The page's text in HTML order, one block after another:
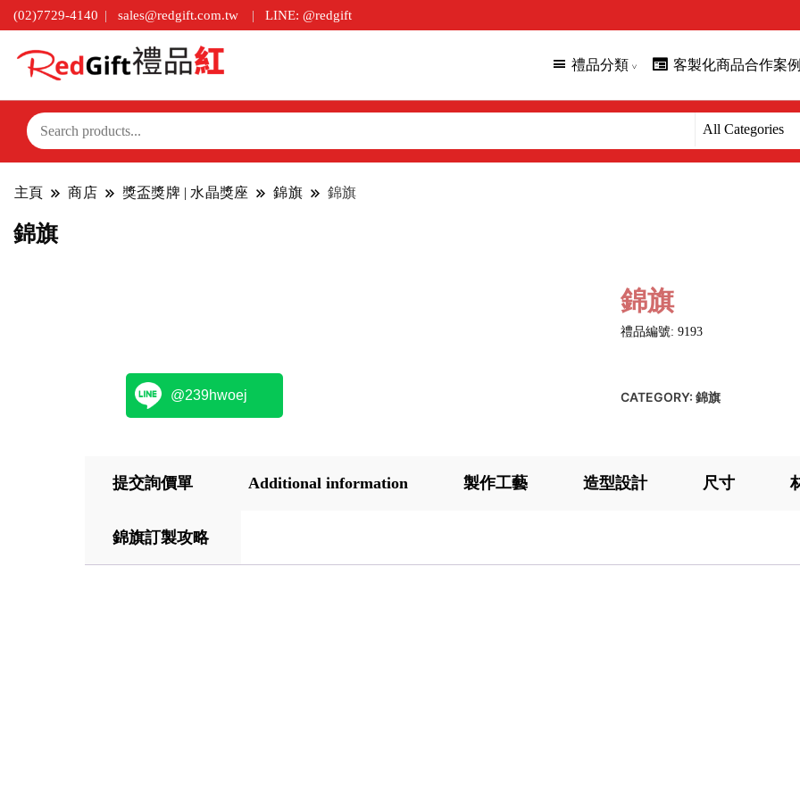
(02)7729-4140 sales@redgift.com.tw LINE: @redgift
禮品分類 客製化商品合作案例
主頁 商店 獎盃獎牌 | 水晶獎座 錦旗 錦旗
錦旗
錦旗
禮品編號: 9193
CATEGORY:錦旗
@239hwoej
提交詢價單 Additional information 製作工藝 造型設計 尺寸
錦旗訂製攻略